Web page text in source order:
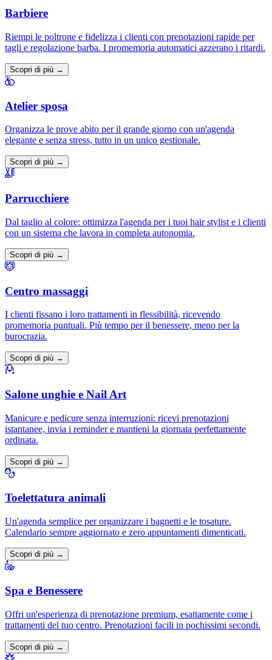
Barbiere
Riempi le poltrone e fidelizza i clienti con prenotazioni rapide per
tagli e regolazione barba. I promemoria automatici azzerano i ritardi.
Scopri di più →
Atelier sposa
Organizza le prove abito per il grande giorno con un'agenda
elegante e senza stress, tutto in un unico gestionale.
Scopri di più →
Parrucchiere
Dal taglio al colore: ottimizza l'agenda per i tuoi hair stylist e i clienti
con un sistema che lavora in completa autonomia.
Scopri di più →
Centro massaggi
I clienti fissano i loro trattamenti in flessibilità, ricevendo
promemoria puntuali. Più tempo per il benessere, meno per la
burocrazia.
Scopri di più →
Salone unghie e Nail Art
Manicure e pedicure senza interruzioni: ricevi prenotazioni
istantanee, invia i reminder e mantieni la giornata perfettamente
ordinata.
Scopri di più →
Toelettatura animali
Un'agenda semplice per organizzare i bagnetti e le tosature.
Calendario sempre aggiornato e zero appuntamenti dimenticati.
Scopri di più →
Spa e Benessere
Offri un'esperienza di prenotazione premium, esattamente come i
trattamenti del tuo centro. Prenotazioni facili in pochissimi secondi.
Scopri di più →